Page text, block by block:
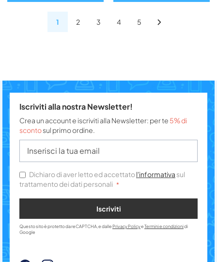
1 2 3 4 5
Iscriviti alla nostra Newsletter!
Crea un account e iscriviti alla Newsletter: per te 5% di
scontosul primo ordine.
Dichiaro di aver letto ed accettatol'informativa sul
trattamento dei dati personali
Iscriviti
Questo sito è protetto da reCAPTCHA, e dallePrivacy PolicyeTermini e condizionidi
Google